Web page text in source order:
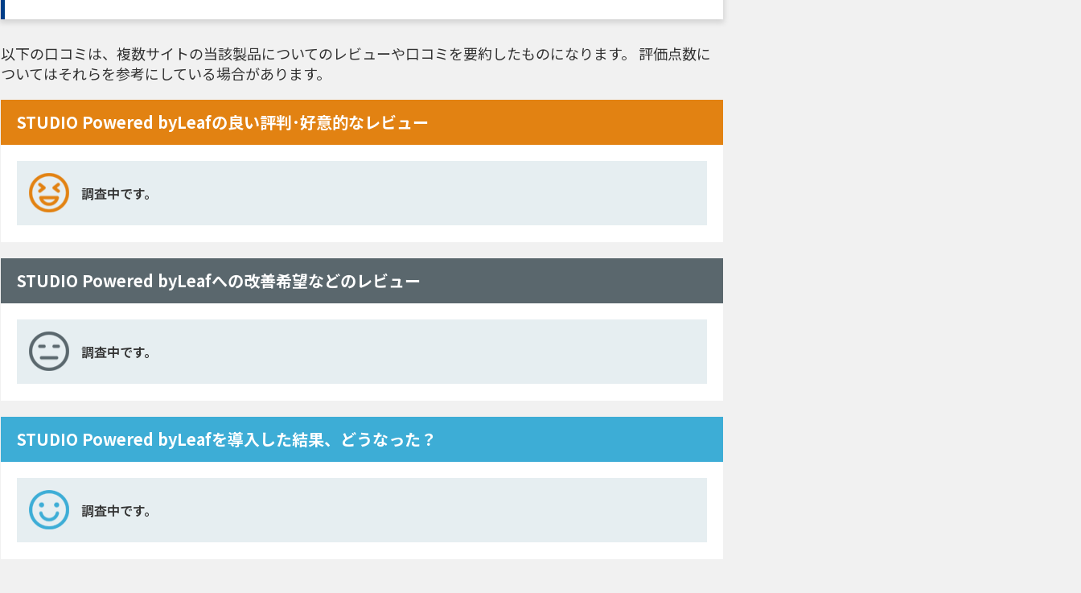
以下の口コミは、複数サイトの当該製品についてのレビューや口コミを要約したものになります。 評価点数に
ついてはそれらを参考にしている場合があります。
STUDIO Powered byLeafの良い評判･好意的なレビュー
調査中です。
STUDIO Powered byLeafへの改善希望などのレビュー
調査中です。
STUDIO Powered byLeafを導入した結果、どうなった？
調査中です。